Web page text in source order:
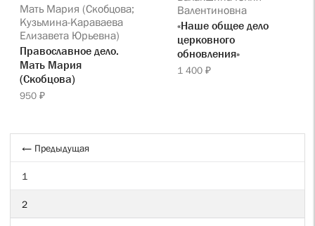
Мать Мария (Скобцова;
Кузьмина-Караваева
Елизавета Юрьевна)
Православное дело.
Мать Мария
(Скобцова)
950 ₽
Валентиновна
«Наше общее дело
церковного
обновления»
1 400 ₽
← Предыдущая
1
2